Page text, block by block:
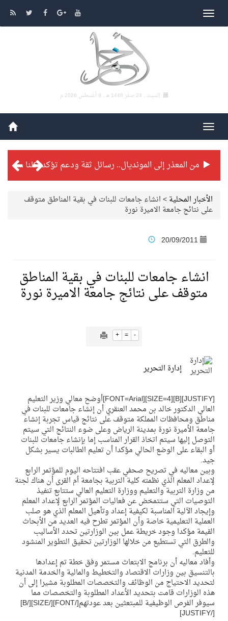
السبت , 24 صفر 1448 هـ , 8 أغسطس 2026 م
من المعذر إلى المونديال.. رسائل ثقة ودعم تؤكد: كلنا مع الأخضر
المنتخب السعودي ينافس (64) دولة في أولمبياد الفلك والفيزياء الفلكية الدولي بالهند
الأخبار المحلية>انشاء جامعات للبنات في بقية المناطق متوقف
على نتائج جامعة الاميرة نورة
20/09/2011
انشاء جامعات للبنات في بقية المناطق
متوقف على نتائج جامعة الاميرة نورة
+ = -
إدارة التحرير
[JUSTIFY][B][SIZE=4][FONT=Arial]أوضح معالي وزير التعليم
العالي الدكتور خالد بن محمد العنقري أن إنشاء جامعات للبنات في
مناطق ومحافظات المملكة متوقف على نتائج قياس تجربة إنشاء
جامعة الأميرة نورة بمدينة الرياض وعلى ضوء النتائج التي سيتم
التوصل إليها سيتم اتخاذ القرار المناسب إما بإنشاء جامعات للبنات
أو البقاء على الوضع الحالي مؤكدا أن تعليم الطالبات يسير بشكل
جيد.
وبين معاليه في تصريح صحفي عقب افتتاحه اليوم للمؤتمر الرابع
لإعداد المعلم الذي نظمته كلية التربية بجامعة أم القرى أن هناك لجنة
من وزارة التربية والتعليم ووزارة التعليم العالي ستتابع تنفيذ
التوصيات التي ستتمخض عن فعاليات المؤتمر الرابع لإعداد المعلم
وإيجاد الآلية المناسبة لكيفية إعداد وتأهيل المعلم الذي هو صلب
العملية التعليمية خاصة وأن المؤتمر تطرح فيه العديد من الأبحاث
القيمة مؤكدا وجود خريطة عمل بين الوزارتين تحدد الأساليب
والطرق التي تستطيع من خلالها الوزارتين تحقيق التطوير المنشود
للتعليم.
وأفاد معاليه أن برنامج الابتعاث مستمر وفق خطة تم إعدادها
بالتنسيق بين وزارات الاقتصاد والتخطيط والمالية والخدمة المدنية
لتحديد الاحتياج من الوظائف والتخصصات المطلوبة مشيرا إلى أن
هذه الوزارات قامت بتحديد الأعداد المطلوبة والتخصصات مما
سيوفر الفرص الوظيفية للمبتعثين بعد عودتهم[/FONT][/SIZE][/B]
[/JUSTIFY]